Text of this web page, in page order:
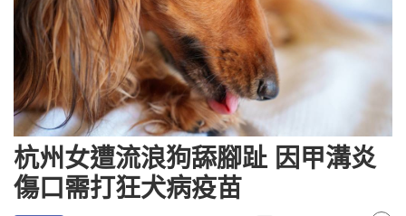
杭州女遭流浪狗舔腳趾 因甲溝炎
傷口需打狂犬病疫苗